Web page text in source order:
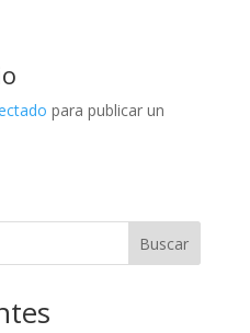
para publicar un
Buscar